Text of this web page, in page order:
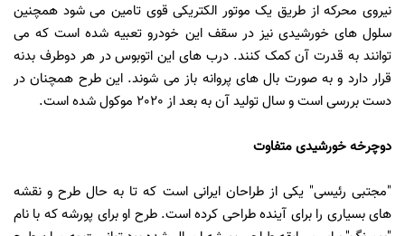
نیروی محرکه از طریق یک موتور الکتریکی قوی تامین می شود همچنین
سلول های خورشیدی نیز در سقف این خودرو تعبیه شده است که می
توانند به قدرت آن کمک کنند. درب های این اتوبوس در هر دوطرف بدنه
قرار دارد و به صورت بال های پروانه باز می شوند. این طرح همچنان در
دست بررسی است و سال تولید آن به بعد از 2020 موکول شده است.
دوچرخه خورشیدی متفاوت
"مجتبی رئیسی" یکی از طراحان ایرانی است که تا به حال طرح و نقشه
های بسیاری را برای آینده طراحی کرده است. طرح او برای پورشه که با نام